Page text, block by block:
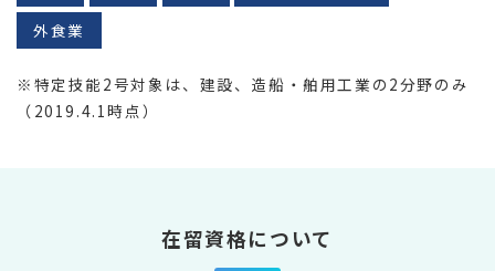
外食業
※特定技能2号対象は、建設、造船・舶用工業の2分野のみ
（2019.4.1時点）
在留資格について